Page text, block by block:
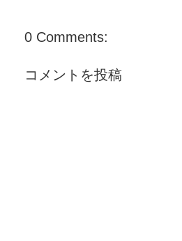
0 Comments:
コメントを投稿